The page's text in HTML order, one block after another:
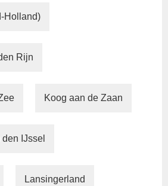
Holland)
Rijn
Koog aan de Zaan
IJssel
Lansingerland